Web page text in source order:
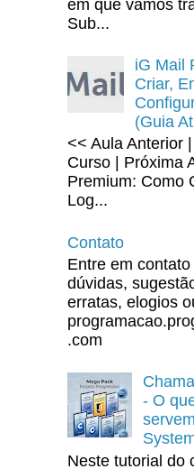
em que vamos
Sub...
iG Mail
Criar,
(Guia
<< Aula Anterior
Curso | Próxima
Premium: Como
Log...
Contato
Entre em
dúvidas,
erratas, elogios
.com
- O
Neste tutorial do